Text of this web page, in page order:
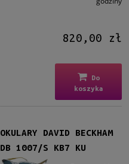
820,00 zł
Do
koszyka
OKULARY DAVID BECKHAM
DB 1007/S KB7 KU